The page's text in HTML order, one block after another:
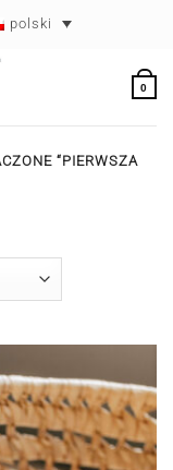
polski
0
“PIERWSZA